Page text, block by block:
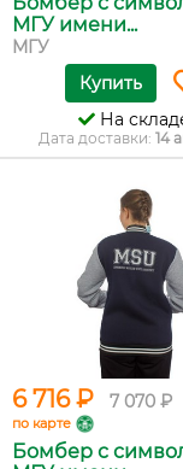
МГУ имени...
МГУ
Купить
На
Дата доставки: 14
6 716 ₽ 7 070 ₽
по карте
Бомбер с